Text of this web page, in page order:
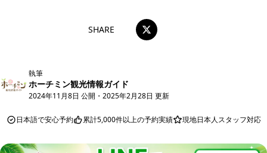
SHARE
執筆
ホーチミン観光情報ガイド
2024年11月8日 公開 ・ 2025年2月28日 更新
日本語で安心予約 累計5,000件以上の予約実績 現地日本人スタッフ対応